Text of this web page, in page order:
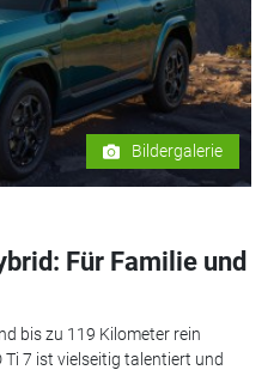
Bildergalerie
Für Familie und
bis zu 119 Kilometer rein
Ti 7 ist vielseitig talentiert und